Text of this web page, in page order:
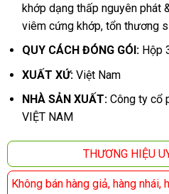
khớp dạng thấp nguyên phát
viêm cứng khớp, tổn thương
QUY CÁCH ĐÓNG GÓI: Hộp
XUẤT XỨ: Việt Nam
NHÀ SẢN XUẤT: Công ty cổ
VIỆT NAM
THƯƠNG HIỆU
Không bán hàng giả, hàng